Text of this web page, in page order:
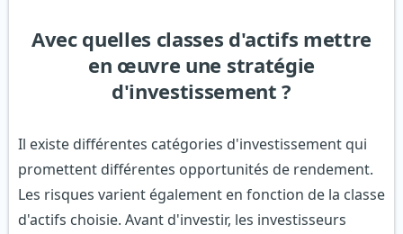
Avec quelles classes d'actifs mettre
en œuvre une stratégie
d'investissement ?
Il existe différentes catégories d'investissement qui
promettent différentes opportunités de rendement.
Les risques varient également en fonction de la classe
d'actifs choisie. Avant d'investir, les investisseurs